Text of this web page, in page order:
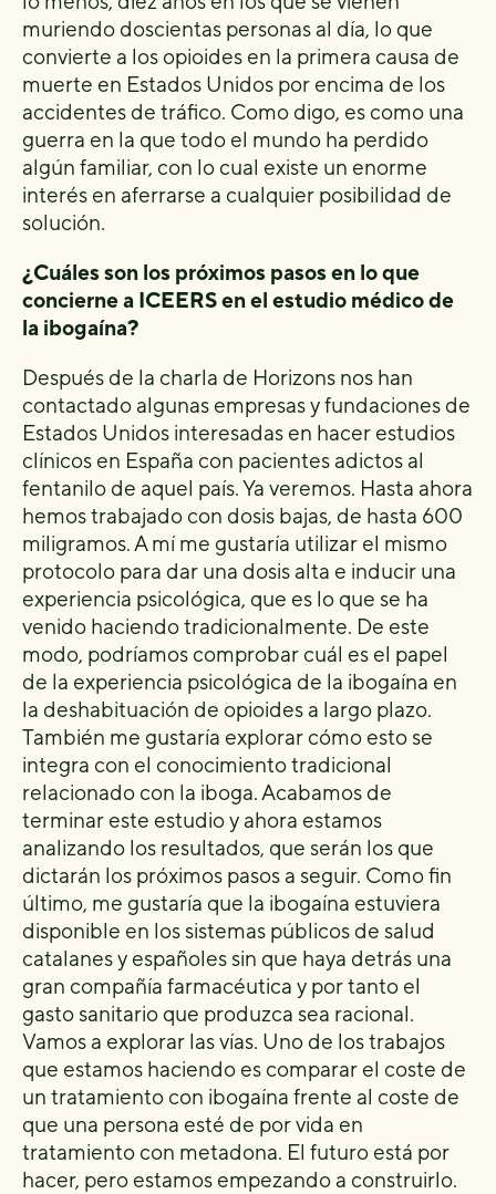
muriendo doscientas personas al día, lo que
convierte a los opioides en la primera causa de
muerte en Estados Unidos por encima de los
accidentes de tráfico. Como digo, es como una
guerra en la que todo el mundo ha perdido
algún familiar, con lo cual existe un enorme
interés en aferrarse a cualquier posibilidad de
solución.
¿Cuáles son los próximos pasos en lo que
concierne a ICEERS en el estudio médico de
la ibogaína?
Después de la charla de Horizons nos han
contactado algunas empresas y fundaciones de
Estados Unidos interesadas en hacer estudios
clínicos en España con pacientes adictos al
fentanilo de aquel país. Ya veremos. Hasta ahora
hemos trabajado con dosis bajas, de hasta 600
miligramos. A mí me gustaría utilizar el mismo
protocolo para dar una dosis alta e inducir una
experiencia psicológica, que es lo que se ha
venido haciendo tradicionalmente. De este
modo, podríamos comprobar cuál es el papel
de la experiencia psicológica de la ibogaína en
la deshabituación de opioides a largo plazo.
También me gustaría explorar cómo esto se
integra con el conocimiento tradicional
relacionado con la iboga. Acabamos de
terminar este estudio y ahora estamos
analizando los resultados, que serán los que
dictarán los próximos pasos a seguir. Como fin
último, me gustaría que la ibogaína estuviera
disponible en los sistemas públicos de salud
catalanes y españoles sin que haya detrás una
gran compañía farmacéutica y por tanto el
gasto sanitario que produzca sea racional.
Vamos a explorar las vías. Uno de los trabajos
que estamos haciendo es comparar el coste de
un tratamiento con ibogaína frente al coste de
que una persona esté de por vida en
tratamiento con metadona. El futuro está por
hacer, pero estamos empezando a construirlo.